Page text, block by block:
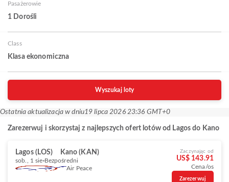
Pasażerowie
1 Dorośli
Class
Klasa ekonomiczna
Wyszukaj loty
Ostatnia aktualizacja w dniu19 lipca 2026 23:36 GMT+0
Zarezerwuj i skorzystaj z najlepszych ofert lotów od Lagos do Kano
Lagos (LOS) Kano (KAN)
sob., 1 sie Bezpośredni
Air Peace
Zaczynając od
US$ 143.91
Cena/os
Zarezerwuj